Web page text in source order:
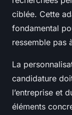
ciblée. Cette
fondamental
ressemble pas
La
candidature
l’entreprise et
éléments